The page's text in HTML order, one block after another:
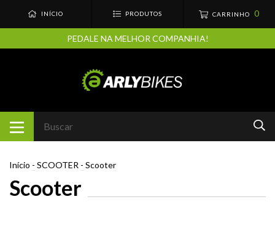
INÍCIO PRODUTOS CARRINHO 0
PEDALE NA MELHOR COMPANHIA!
Início - SCOOTER - Scooter
Scooter